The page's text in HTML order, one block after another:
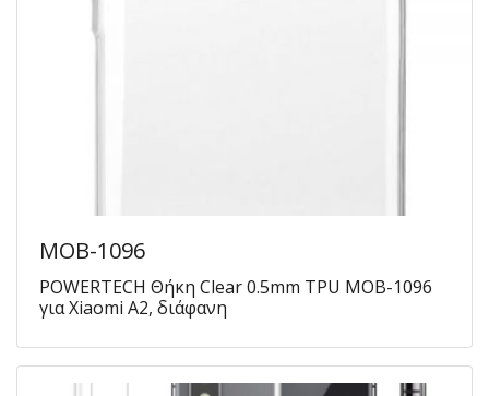
MOB-1096
POWERTECH Θήκη Clear 0.5mm TPU MOB-1096
για Xiaomi A2, διάφανη